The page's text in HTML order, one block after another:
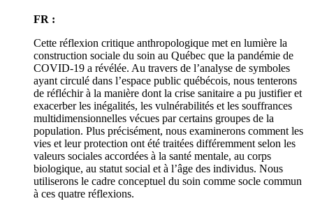
FR :
Cette réflexion critique anthropologique met en lumière la
construction sociale du soin au Québec que la pandémie de
COVID-19 a révélée. Au travers de l’analyse de symboles
ayant circulé dans l’espace public québécois, nous tenterons
de réfléchir à la manière dont la crise sanitaire a pu justifier et
exacerber les inégalités, les vulnérabilités et les souffrances
multidimensionnelles vécues par certains groupes de la
population. Plus précisément, nous examinerons comment les
vies et leur protection ont été traitées différemment selon les
valeurs sociales accordées à la santé mentale, au corps
biologique, au statut social et à l’âge des individus. Nous
utiliserons le cadre conceptuel du soin comme socle commun
à ces quatre réflexions.